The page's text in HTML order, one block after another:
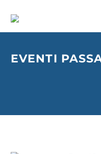
EVENTI